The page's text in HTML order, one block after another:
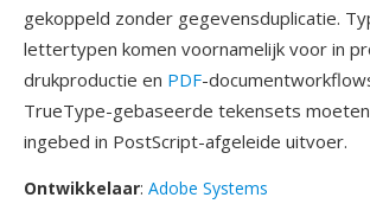
gekoppeld zonder gegevensduplicatie.
lettertypen komen voornamelijk voor in
drukproductie en PDF-
TrueType-gebaseerde tekensets
ingebed in PostScript-afgeleide uitvoer.
Ontwikkelaar: Adobe Systems